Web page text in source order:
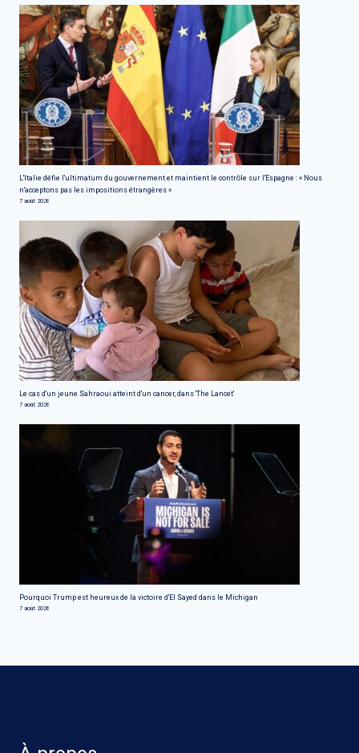
L'Italie défie l'ultimatum du gouvernement et maintient le contrôle sur l'Espagne : « Nous
n'acceptons pas les impositions étrangères »
7 août 2026
Le cas d'un jeune Sahraoui atteint d'un cancer, dans 'The Lancet'
7 août 2026
Pourquoi Trump est heureux de la victoire d'El Sayed dans le Michigan
7 août 2026